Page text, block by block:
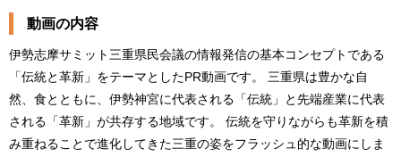
動画の内容
伊勢志摩サミット三重県民会議の情報発信の基本コンセプトである
「伝統と革新」をテーマとしたPR動画です。 三重県は豊かな自
然、食とともに、伊勢神宮に代表される「伝統」と先端産業に代表
される「革新」が共存する地域です。 伝統を守りながらも革新を積
み重ねることで進化してきた三重の姿をフラッシュ的な動画にしま